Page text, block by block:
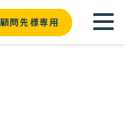
顧問先様専用